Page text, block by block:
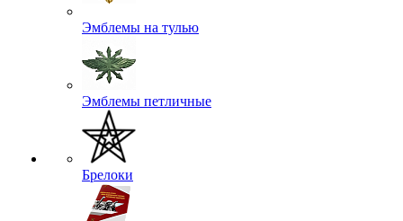
Эмблемы на тулью
Эмблемы петличные
Брелоки